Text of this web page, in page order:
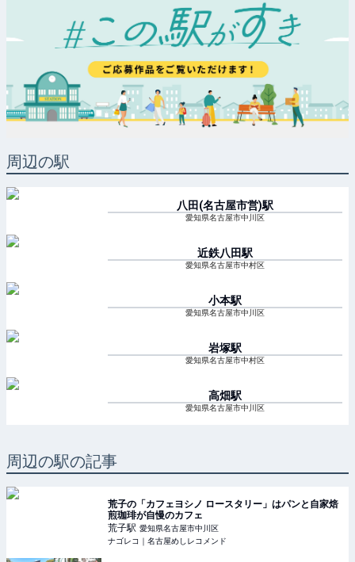
周辺の駅
八田(名古屋市営)駅
愛知県名古屋市中川区
近鉄八田駅
愛知県名古屋市中村区
小本駅
愛知県名古屋市中川区
岩塚駅
愛知県名古屋市中村区
高畑駅
愛知県名古屋市中川区
周辺の駅の記事
荒子の「カフェヨシノ ロースタリー」はパンと自家焙
煎珈琲が自慢のカフェ
荒子駅 愛知県名古屋市中川区
ナゴレコ｜名古屋めしレコメンド